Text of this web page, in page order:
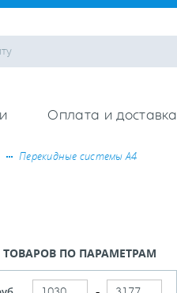
Оплата и доставка
Перекидные системы А4
ПО ПАРАМЕТРАМ